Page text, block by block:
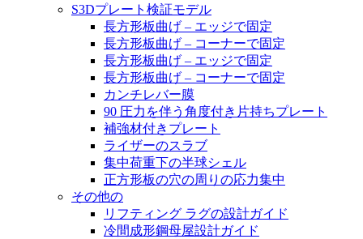
S3Dプレート検証モデル
長方形板曲げ – エッジで固定
長方形板曲げ – コーナーで固定
長方形板曲げ – エッジで固定
長方形板曲げ – コーナーで固定
カンチレバー膜
90 圧力を伴う角度付き片持ちプレート
補強材付きプレート
ライザーのスラブ
集中荷重下の半球シェル
正方形板の穴の周りの応力集中
その他の
リフティング ラグの設計ガイド
冷間成形鋼母屋設計ガイド